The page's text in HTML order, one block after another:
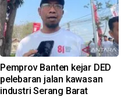
Pemprov Banten kejar DED
pelebaran jalan kawasan
industri Serang Barat